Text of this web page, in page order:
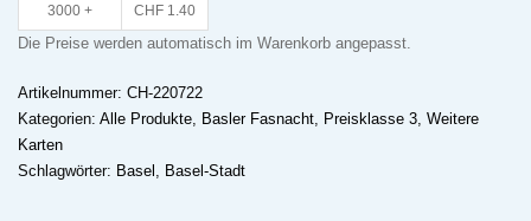
3000 + CHF 1.40
Die Preise werden automatisch im Warenkorb angepasst.
Artikelnummer: CH-220722
Kategorien: Alle Produkte Basler Fasnacht Preisklasse 3 Weitere
Karten
Schlagwörter: Basel Basel-Stadt